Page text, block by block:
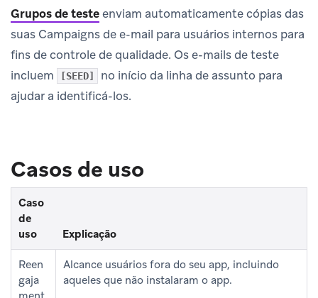
Grupos de testeenviam automaticamente cópias das
suas Campaigns de e-mail para usuários internos para
fins de controle de qualidade. Os e-mails de teste
incluem
[SEED]
no início da linha de assunto para
ajudar a identificá-los.
Casos de uso
Caso
de
uso
Explicação
Reen
gaja
Alcance usuários fora do seu app, incluindo
aqueles que não instalaram o app.